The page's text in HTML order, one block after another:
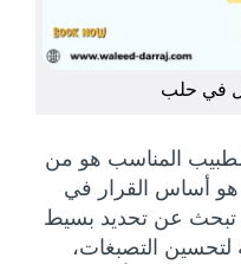
في حلب
المناسب هو من
هو أساس القرار في
تبحث عن تحديد بسيط
التصبغات،